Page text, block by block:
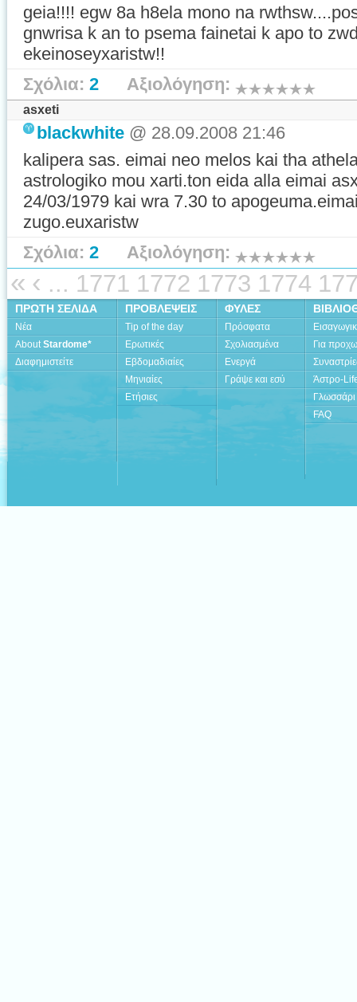
geia!!!! egw 8a h8ela mono na
gnwrisa k an to psema fainetai k apo to
ekeinoseyxaristw!!
Σχόλια: 2 Αξιολόγηση:
asxeti
blackwhite @ 28.09.2008 21:46
kalipera sas. eimai neo melos kai tha
astrologiko mou xarti.ton eida alla eimai
24/03/1979 kai wra 7.30 to
zugo.euxaristw
Σχόλια: 2 Αξιολόγηση:
« ‹ ... 1771 1772 1773 1774
ΠΡΩΤΗ ΣΕΛΙΔΑ
Νέα
AboutStardome*
Διαφημιστείτε
ΠΡΟΒΛΕΨΕΙΣ
Tip of the day
Ερωτικές
Εβδομαδιαίες
Μηνιαίες
Ετήσιες
ΦΥΛΕΣ
Πρόσφατα
Σχολιασμένα
Ενεργά
Γράψε και εσύ
Για
Άστρο-
Γλωσσάρι
FAQ